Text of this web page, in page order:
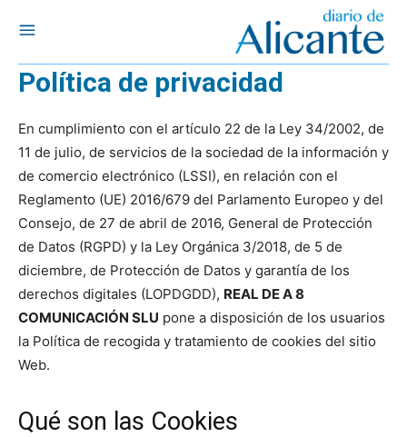
Política de privacidad
En cumplimiento con el artículo 22 de la Ley 34/2002, de
11 de julio, de servicios de la sociedad de la información y
de comercio electrónico (LSSI), en relación con el
Reglamento (UE) 2016/679 del Parlamento Europeo y del
Consejo, de 27 de abril de 2016, General de Protección
de Datos (RGPD) y la Ley Orgánica 3/2018, de 5 de
diciembre, de Protección de Datos y garantía de los
derechos digitales (LOPDGDD), REAL DE A 8
COMUNICACIÓN SLU pone a disposición de los usuarios
la Política de recogida y tratamiento de cookies del sitio
Web.
Qué son las Cookies